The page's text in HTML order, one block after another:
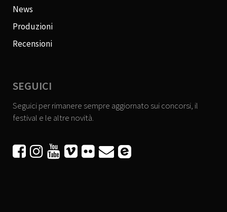
News
Produzioni
Recensioni
SEGUICI
Seguici per rimanere sempre aggiornato sui concorsi, il
festival e le altre novità.
     